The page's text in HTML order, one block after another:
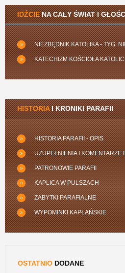
IDŹCIENA CAŁY ŚWIAT I
NIEZBĘDNIK KATOLIKA - TYG.
KATECHIZM KOŚCIOŁA
HISTORIAI KRONIKI PARAFII
HISTORIA PARAFII - OPIS
UZUPEŁNIENIA I KOMENTARZE
PATRONOWIE PARAFII
KAPLICA W PULSZACH
ZABYTKI PARAFIALNE
WYPOMINKI KAPŁAŃSKIE
OSTATNIO DODANE